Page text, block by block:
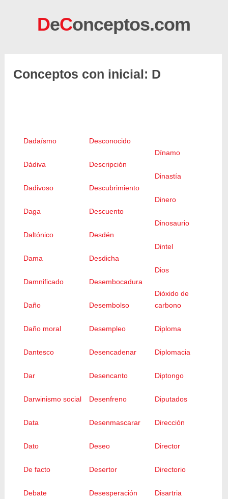
DeConceptos.com
Conceptos con inicial: D
Dadaísmo
Dádiva
Dadivoso
Daga
Daltónico
Dama
Damnificado
Daño
Daño moral
Dantesco
Dar
Darwinismo social
Data
Dato
De facto
Debate
Desconocido
Descripción
Descubrimiento
Descuento
Desdén
Desdicha
Desembocadura
Desembolso
Desempleo
Desencadenar
Desencanto
Desenfreno
Desenmascarar
Deseo
Desertor
Desesperación
Dínamo
Dinastía
Dinero
Dinosaurio
Dintel
Dios
Dióxido de
carbono
Diploma
Diplomacia
Diptongo
Diputados
Dirección
Director
Directorio
Disartria